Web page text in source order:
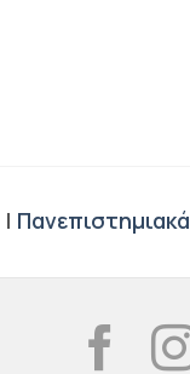
| Πανεπιστημιακά